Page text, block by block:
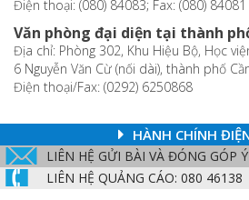
Điện thoại: (080) 84083; Fax: (080) 84081
Văn phòng đại diện tại thành
Địa chỉ: Phòng 302, Khu Hiệu Bộ, Học
6 Nguyễn Văn Cừ (nối dài), thành phố
Điện thoại/Fax: (0292) 6250868
HÀNH CHÍNH
LIÊN HỆ GỬI BÀI VÀ ĐÓNG GÓP
LIÊN HỆ QUẢNG CÁO: 080 46138